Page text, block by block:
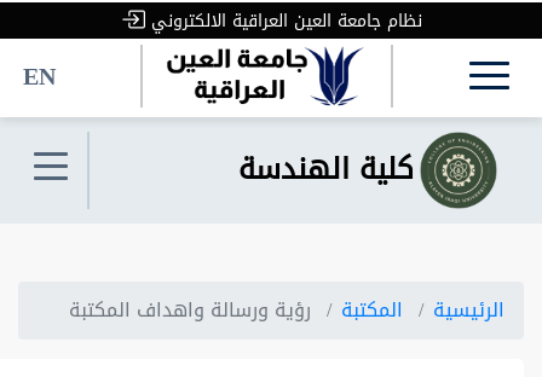
نظام جامعة العين العراقية الالكتروني
EN
كلية الهندسة
الرئيسية المكتبة رؤية ورسالة واهداف المكتبة